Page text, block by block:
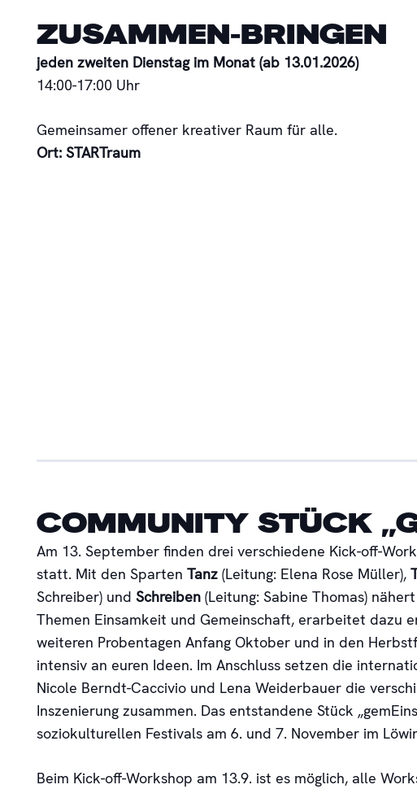
ZUSAMMEN-BRINGEN
jeden zweiten Dienstag im Monat (ab 13.01.2026)
14:00-17:00 Uhr
Gemeinsamer offener kreativer Raum für alle.
Ort: STARTraum
COMMUNITY STÜCK
Am 13. September finden drei verschiedene Kick-off-
statt. Mit den Sparten Tanz (Leitung: Elena Rose Müller),
Schreiber) und Schreiben (Leitung: Sabine Thomas)
Themen Einsamkeit und Gemeinschaft, erarbeitet dazu
weiteren Probentagen Anfang Oktober und in den
intensiv an euren Ideen. Im Anschluss setzen die
Nicole Berndt-Caccivio und Lena Weiderbauer die
Inszenierung zusammen. Das entstandene Stück
soziokulturellen Festivals am 6. und 7. November im
Beim Kick-off-Workshop am 13.9. ist es möglich, alle